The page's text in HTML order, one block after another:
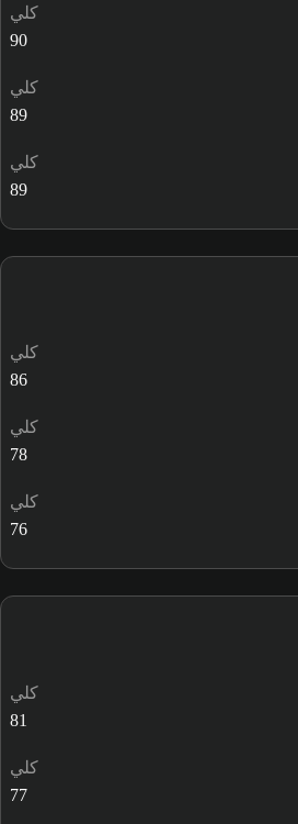
كلي
90
كلي
89
كلي
89
كلي
86
كلي
78
كلي
76
كلي
81
كلي
77